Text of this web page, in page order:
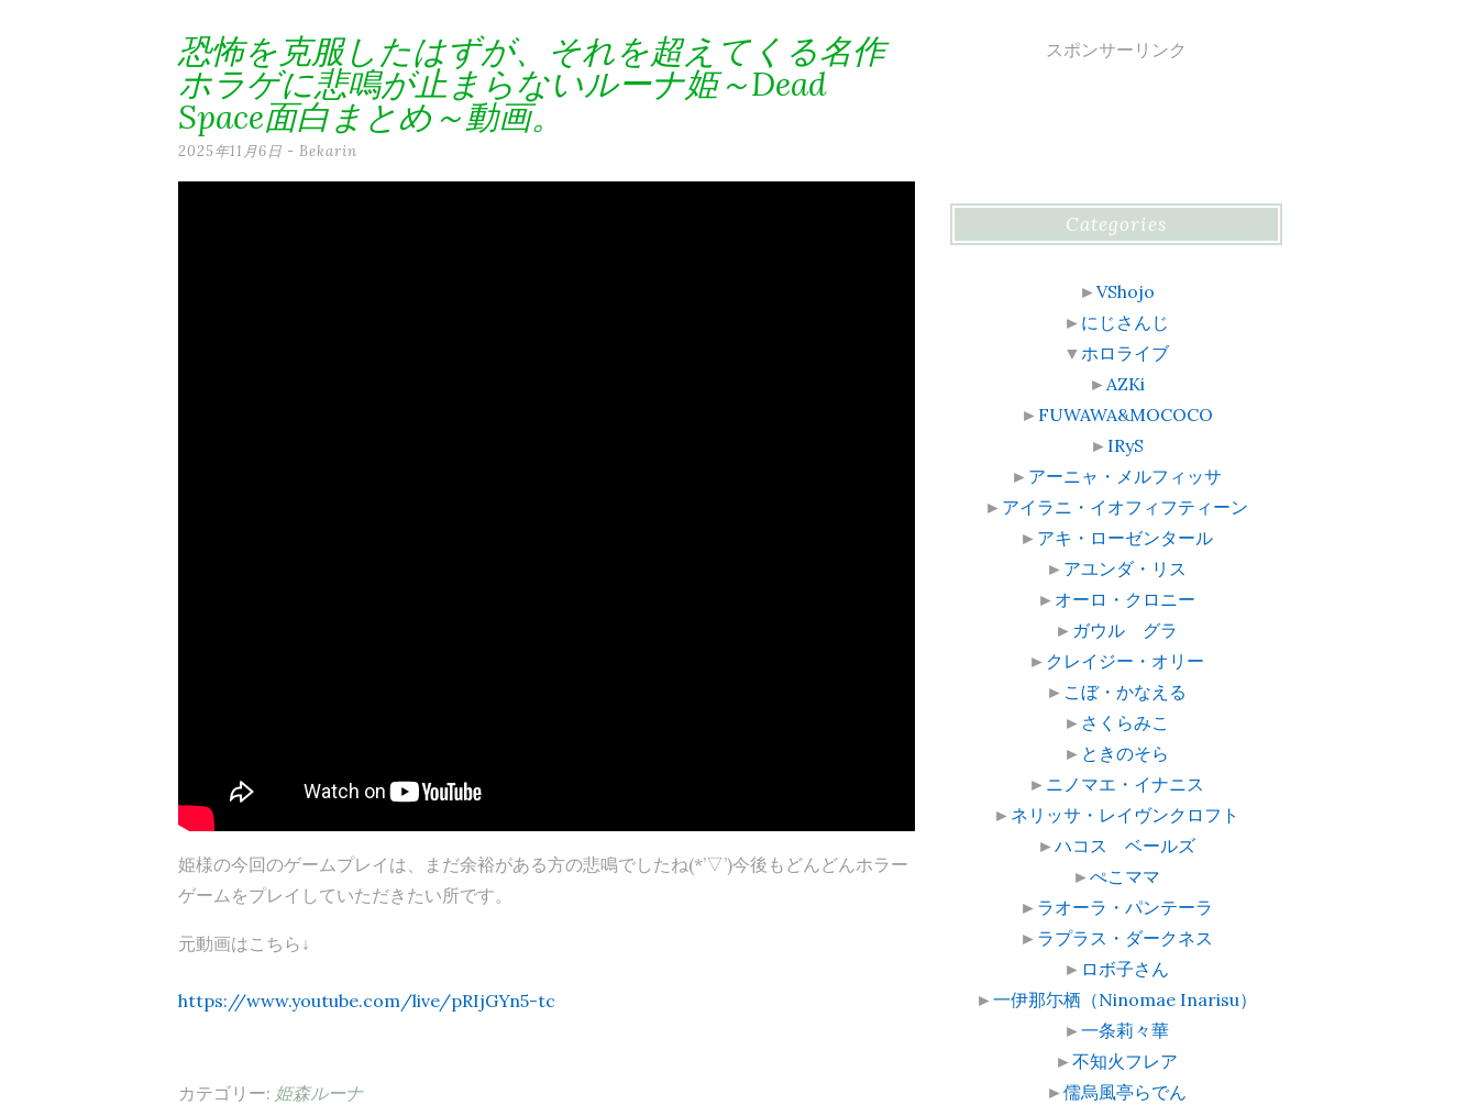
ン
ツ
へ
ス
恐怖を克服したはずが、それを超えてくる名作
ホラゲに悲鳴が止まらないルーナ姫～Dead
Space面白まとめ～動画。
2025年11月6日 - Bekarin
姫様の今回のゲームプレイは、まだ余裕がある方の悲鳴でしたね(*’▽’)今後もどんどんホラー
ゲームをプレイしていただきたい所です。
元動画はこちら↓
https://www.youtube.com/live/pRIjGYn5-tc
カテゴリー: 姫森ルーナ
スポンサーリンク
Categories
►VShojo
► にじさんじ
▼ ホロライブ
► AZKi
► FUWAWA&MOCOCO
► IRyS
► アーニャ・メルフィッサ
► アイラニ・イオフィフティーン
► アキ・ローゼンタール
► アユンダ・リス
► オーロ・クロニー
► ガウル グラ
► クレイジー・オリー
► こぼ・かなえる
► さくらみこ
► ときのそら
► ニノマエ・イナニス
► ネリッサ・レイヴンクロフト
►ハコス ベールズ
►ぺこママ
► ラオーラ・パンテーラ
► ラプラス・ダークネス
► ロボ子さん
►一伊那尓栖（Ninomae Inarisu）
►一条莉々華
►不知火フレア
►儒烏風亭らでん